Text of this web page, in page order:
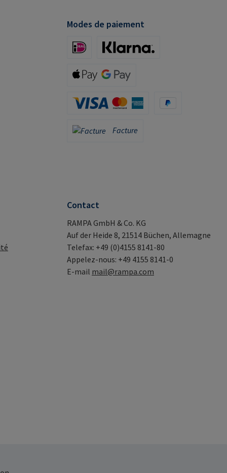
Modes de paiement
Facture
Facture
Contact
RAMPA GmbH & Co. KG
Auf der Heide 8, 21514 Büchen, Allemagne
Telefax: +49 (0)4155 8141-80
Appelez-nous: +49 4155 8141-0
E-mail mail@rampa.com